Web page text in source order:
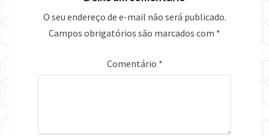
O seu endereço de e-mail não será publicado.
Campos obrigatórios são marcados com *
Comentário *